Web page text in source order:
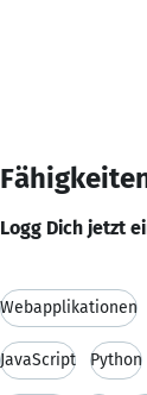
Logg Dich jetzt
Webapplikationen
JavaScript Python